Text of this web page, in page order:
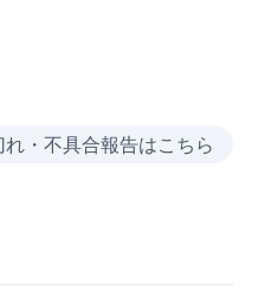
れ・不具合報告はこちら